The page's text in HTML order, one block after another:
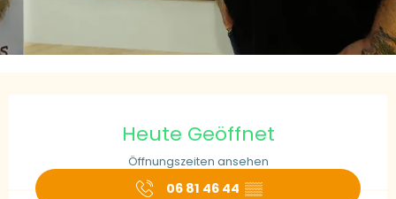
Heute Geöffnet
Öffnungszeiten ansehen
06 81 46 44 ▒▒